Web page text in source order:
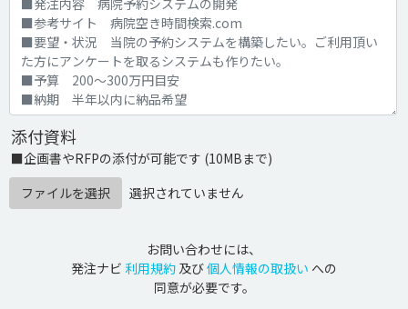
添付資料
■企画書やRFPの添付が可能です (10MBまで)
ファイルを選択
選択されていません
お問い合わせには、
発注ナビ 利用規約 及び個人情報の取扱い への
同意が必要です。